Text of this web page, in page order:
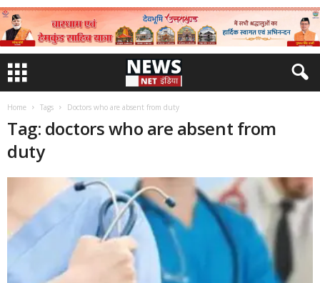
Home Tags Doctors who are absent from duty
Tag: doctors who are absent from
duty